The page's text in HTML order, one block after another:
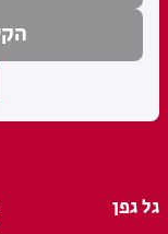
גל גפן